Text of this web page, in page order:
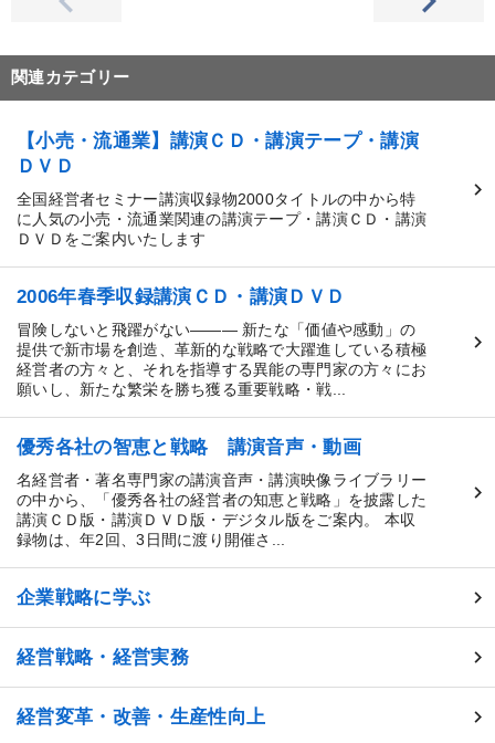
関連カテゴリー
【小売・流通業】講演ＣＤ・講演テープ・講演
ＤＶＤ
全国経営者セミナー講演収録物2000タイトルの中から特
に人気の小売・流通業関連の講演テープ・講演ＣＤ・講演
ＤＶＤをご案内いたします
2006年春季収録講演ＣＤ・講演ＤＶＤ
冒険しないと飛躍がない――― 新たな「価値や感動」の
提供で新市場を創造、革新的な戦略で大躍進している積極
経営者の方々と、それを指導する異能の専門家の方々にお
願いし、新たな繁栄を勝ち獲る重要戦略・戦...
優秀各社の智恵と戦略 講演音声・動画
名経営者・著名専門家の講演音声・講演映像ライブラリー
の中から、「優秀各社の経営者の知恵と戦略」を披露した
講演ＣＤ版・講演ＤＶＤ版・デジタル版をご案内。 本収
録物は、年2回、3日間に渡り開催さ...
企業戦略に学ぶ
経営戦略・経営実務
経営変革・改善・生産性向上